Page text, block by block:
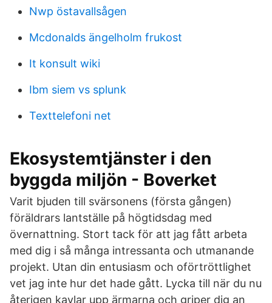
Nwp östavallsågen
Mcdonalds ängelholm frukost
It konsult wiki
Ibm siem vs splunk
Texttelefoni net
Ekosystemtjänster i den
byggda miljön - Boverket
Varit bjuden till svärsonens (första gången)
föräldrars lantställe på högtidsdag med
övernattning. Stort tack för att jag fått arbeta
med dig i så många intressanta och utmanande
projekt. Utan din entusiasm och oförtröttlighet
vet jag inte hur det hade gått. Lycka till när du nu
återigen kavlar upp ärmarna och griper dig an